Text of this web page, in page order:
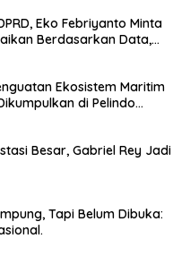
Eko Febriyanto Minta
Berdasarkan Data,
Ekosistem Maritim
di Pelindo
Besar, Gabriel Rey Jadi
Tapi Belum Dibuka: